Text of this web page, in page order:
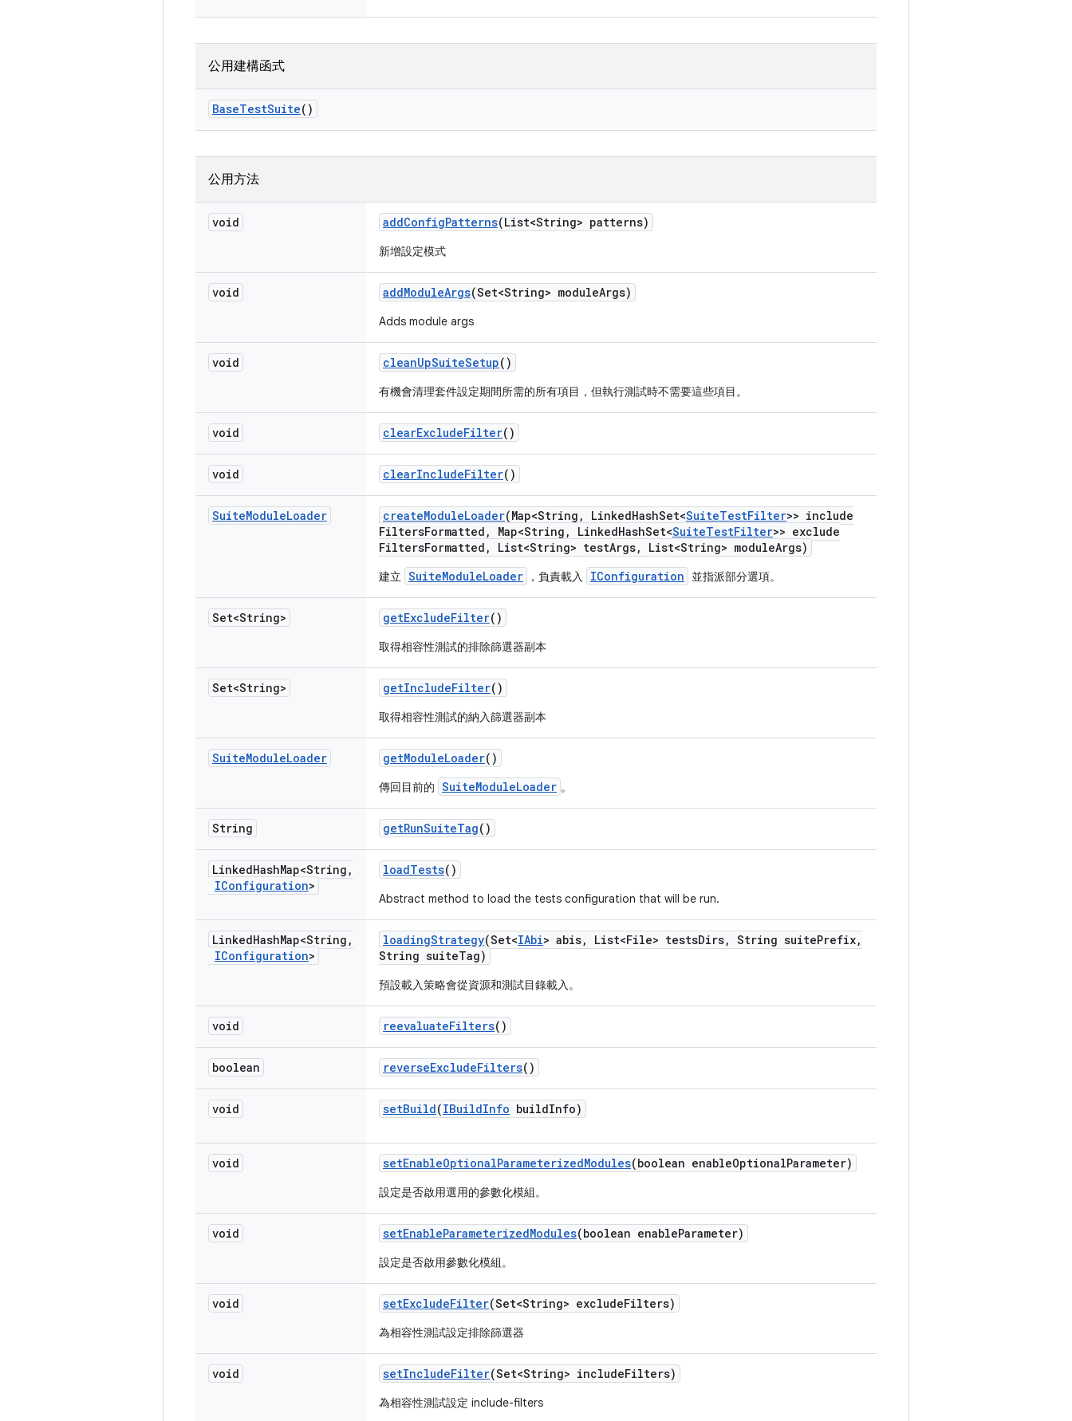
公用建構函式
BaseTestSuite()
公用方法
void addConfigPatterns(List<String> patterns)
新增設定模式
void addModuleArgs(Set<String> moduleArgs)
Adds module args
void cleanUpSuiteSetup()
有機會清理套件設定期間所需的所有項目，但執行測試時不需要這些項目。
void clearExcludeFilter()
void clearIncludeFilter()
SuiteModuleLoader createModuleLoader(Map<String , LinkedHashSet<SuiteTestFilter>> include
FiltersFormatted , Map<String , LinkedHashSet<SuiteTestFilter>> exclude
FiltersFormatted , List<String> testArgs, List<String> moduleArgs)
建立 SuiteModuleLoader ，負責載入 IConfiguration 並指派部分選項。
Set<String> getExcludeFilter()
取得相容性測試的排除篩選器副本
Set<String> getIncludeFilter()
取得相容性測試的納入篩選器副本
SuiteModuleLoader getModuleLoader()
傳回目前的 SuiteModuleLoader 。
String getRunSuiteTag()
LinkedHashMap<String ,
IConfiguration>
loadTests()
Abstract method to load the tests configuration that will be run.
LinkedHashMap<String ,
IConfiguration>
loadingStrategy(Set<IAbi> abis, List<File> testsDirs, String suitePrefix,
String suiteTag)
預設載入策略會從資源和測試目錄載入。
void reevaluateFilters()
boolean reverseExcludeFilters()
void setBuild(IBuildInfo buildInfo)
void setEnableOptionalParameterizedModules(boolean enableOptionalParameter)
設定是否啟用選用的參數化模組。
void setEnableParameterizedModules(boolean enableParameter)
設定是否啟用參數化模組。
void setExcludeFilter(Set<String> excludeFilters)
為相容性測試設定排除篩選器
void setIncludeFilter(Set<String> includeFilters)
為相容性測試設定 include-filters